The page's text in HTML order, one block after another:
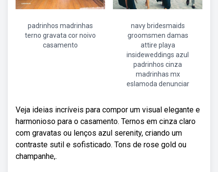
padrinhos madrinhas
terno gravata cor noivo
casamento
navy bridesmaids
groomsmen damas
attire playa
insideweddings azul
padrinhos cinza
madrinhas mx
eslamoda denunciar
Veja ideias incríveis para compor um visual elegante e
harmonioso para o casamento. Ternos em cinza claro
com gravatas ou lenços azul serenity, criando um
contraste sutil e sofisticado. Tons de rose gold ou
champanhe,.